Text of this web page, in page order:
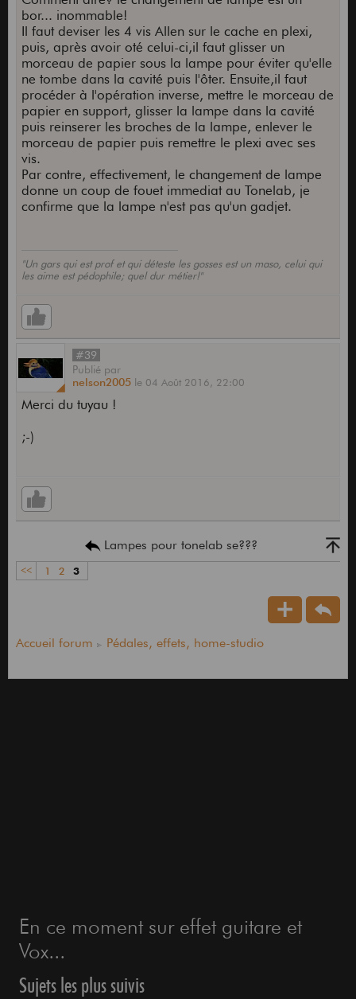
bor... inommable!
Il faut deviser les 4 vis Allen sur le cache en plexi,
puis, après avoir oté celui-ci,il faut glisser un
morceau de papier sous la lampe pour éviter qu'elle
ne tombe dans la cavité puis l'ôter. Ensuite,il faut
procéder à l'opération inverse, mettre le morceau de
papier en support, glisser la lampe dans la cavité
puis reinserer les broches de la lampe, enlever le
morceau de papier puis remettre le plexi avec ses
vis.
Par contre, effectivement, le changement de lampe
donne un coup de fouet immediat au Tonelab, je
confirme que la lampe n'est pas qu'un gadjet.
"Un gars qui est prof et qui déteste les gosses est un maso, celui qui
les aime est pédophile; quel dur métier!"
#39
Publié par
nelson2005 le 04 Août 2016, 22:00
Merci du tuyau !
;-)
Lampes pour tonelab se???
<< 1 2 3
Accueil forum Pédales, effets, home-studio
En ce moment sur effet guitare et
Vox...
Sujets les plus suivis